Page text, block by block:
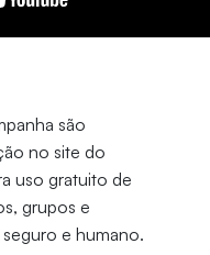
são
no site do
uso gratuito de
grupos e
e humano.